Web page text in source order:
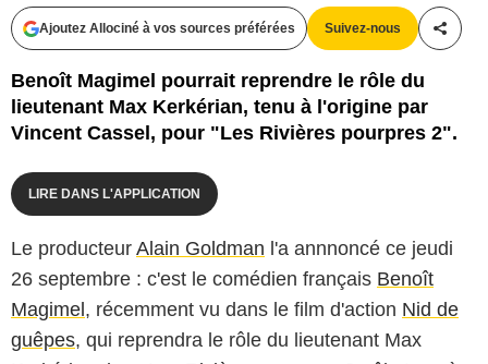
Ajoutez Allociné à vos sources préférées Suivez-nous
Benoît Magimel pourrait reprendre le rôle du
lieutenant Max Kerkérian, tenu à l'origine par
Vincent Cassel, pour "Les Rivières pourpres 2".
LIRE DANS L'APPLICATION
Le producteur Alain Goldman l'a annnoncé ce jeudi
26 septembre : c'est le comédien français Benoît
Magimel, récemment vu dans le film d'action Nid de
guêpes, qui reprendra le rôle du lieutenant Max